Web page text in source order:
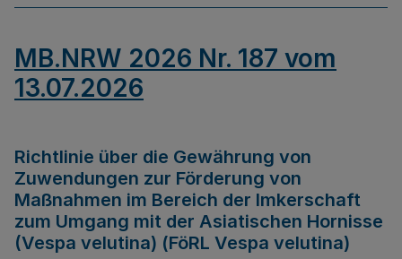
MB.NRW 2026 Nr. 187 vom
13.07.2026
Richtlinie über die Gewährung von
Zuwendungen zur Förderung von
Maßnahmen im Bereich der Imkerschaft
zum Umgang mit der Asiatischen Hornisse
(Vespa velutina) (FöRL Vespa velutina)